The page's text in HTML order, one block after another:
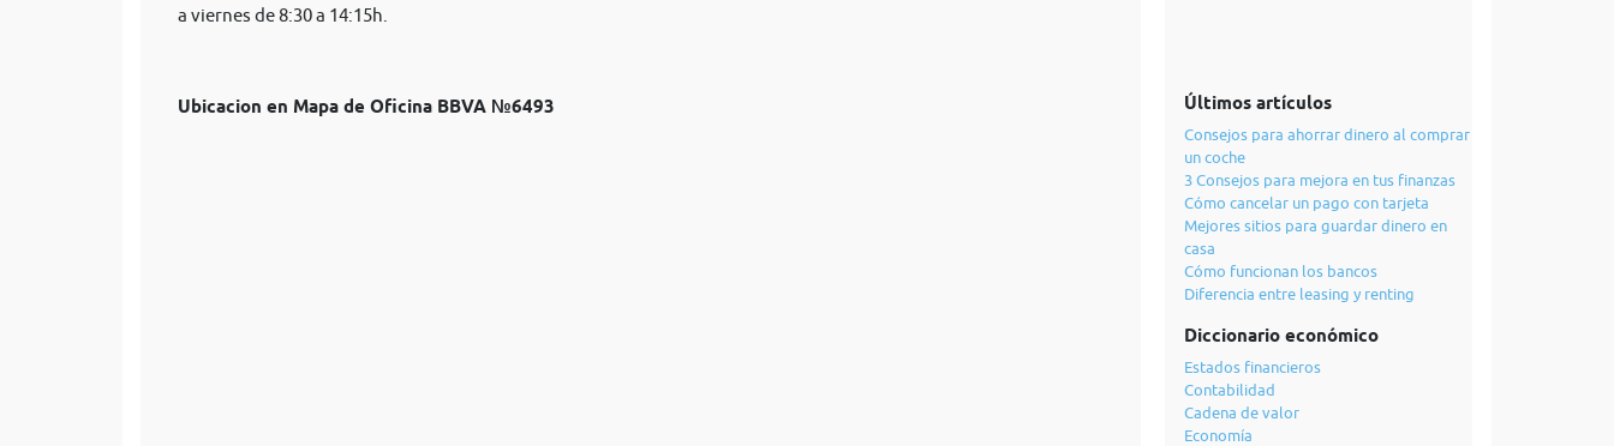
a viernes de 8:30 a 14:15h.
Ubicacion en Mapa de Oficina BBVA №6493 Últimos artículos
Consejos para ahorrar dinero al comprar
un coche
3 Consejos para mejora en tus finanzas
Cómo cancelar un pago con tarjeta
Mejores sitios para guardar dinero en
casa
Cómo funcionan los bancos
Diferencia entre leasing y renting
Diccionario económico
Estados financieros
Contabilidad
Cadena de valor
Economía